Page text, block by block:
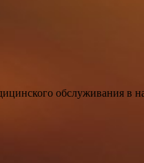
обслуживания в